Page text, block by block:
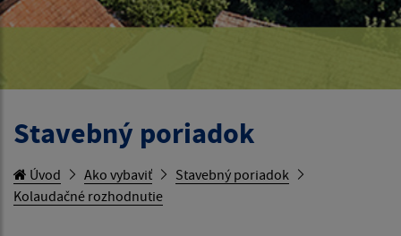
Stavebný poriadok
Úvod Ako vybaviť
Stavebný poriadok
Kolaudačné rozhodnutie